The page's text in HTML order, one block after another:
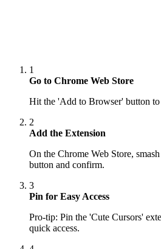
1
Go to Chrome Web Store
Hit the 'Add to Browser' button to
2
Add the Extension
On the Chrome Web Store,
button and confirm.
3
Pin for Easy Access
Pro-tip: Pin the 'Cute Cursors'
quick access.